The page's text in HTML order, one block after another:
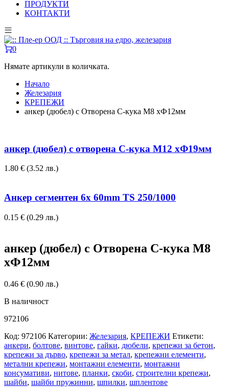
ПРОДУКТИ
КОНТАКТИ
0
Нямате артикули в количката.
Начало
Железария
КРЕПЕЖИ
анкер (дюбел) с Отворена С-кука М8 хФ12мм
анкер (дюбел) с отворена С-кука М12 хФ19мм
1.80 € (3.52 лв.)
Анкер сегментен 6x 60mm TS 250/1000
0.15 € (0.29 лв.)
анкер (дюбел) с Отворена С-кука М8
хФ12мм
0.46 € (0.90 лв.)
В наличност
972106
Код: 972106 Категории: Железария, КРЕПЕЖИ Етикети:
анкери, болтове, винтове, гайки, дюбели, крепежи за бетон,
крепежи за дърво, крепежи за метал, крепежни елементи,
метални крепежи, монтажни елементи, монтажни
консумативи, нитове, планки, скоби, строителни крепежи,
шайби, шайби пружинни, шпилки, шплентове